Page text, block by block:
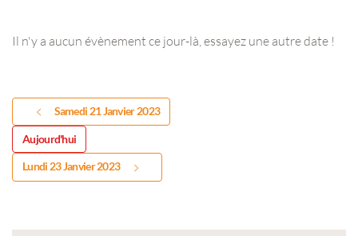
Il n'y a aucun évènement ce jour-là, essayez une autre date !
Samedi 21 Janvier 2023
Aujourd'hui
Lundi 23 Janvier 2023